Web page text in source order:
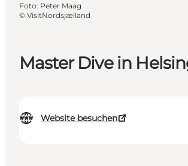
Master Dive in
Website besuchen
Foto: Peter Maag
© VisitNordsjælland